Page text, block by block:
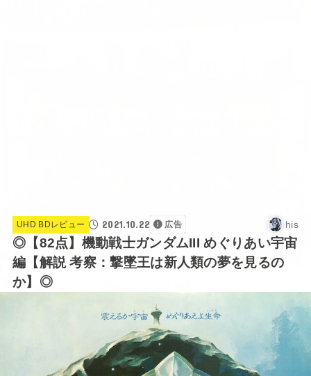
UHD BDレビュー 2021.10.22 広告 his
◎【82点】機動戦士ガンダムIII めぐりあい宇宙
編【解説 考察：撃墜王は新人類の夢を見るの
か】◎